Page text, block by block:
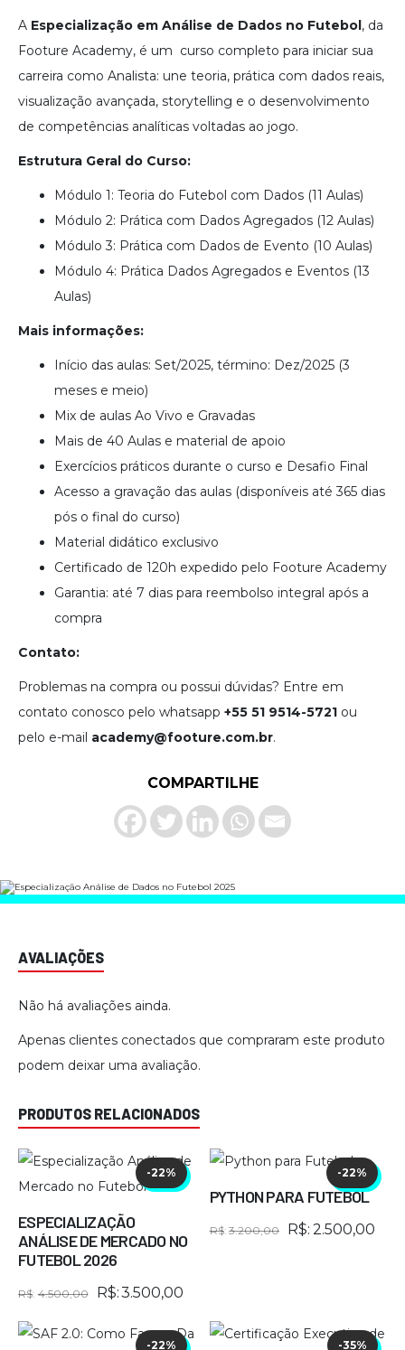
A Especialização em Análise de Dados no Futebol, da
Footure Academy, é um curso completo para iniciar sua
carreira como Analista: une teoria, prática com dados reais,
visualização avançada, storytelling e o desenvolvimento
de competências analíticas voltadas ao jogo.
Estrutura Geral do Curso:
Módulo 1: Teoria do Futebol com Dados (11 Aulas)
Módulo 2: Prática com Dados Agregados (12 Aulas)
Módulo 3: Prática com Dados de Evento (10 Aulas)
Módulo 4: Prática Dados Agregados e Eventos (13
Aulas)
Mais informações:
Início das aulas: Set/2025, término: Dez/2025 (3
meses e meio)
Mix de aulas Ao Vivo e Gravadas
Mais de 40 Aulas e material de apoio
Exercícios práticos durante o curso e Desafio Final
Acesso a gravação das aulas (disponíveis até 365 dias
pós o final do curso)
Material didático exclusivo
Certificado de 120h expedido pelo Footure Academy
Garantia: até 7 dias para reembolso integral após a
compra
Contato:
Problemas na compra ou possui dúvidas? Entre em
contato conosco pelo whatsapp +55 51 9514-5721 ou
pelo e-mail academy@footure.com.br.
COMPARTILHE
AVALIAÇÕES
Não há avaliações ainda.
Apenas clientes conectados que compraram este produto
podem deixar uma avaliação.
PRODUTOS RELACIONADOS
-22%
ESPECIALIZAÇÃO
ANÁLISE DE MERCADO NO
FUTEBOL 2026
R$ 4.500,00
O
original
R$ 3.500,00
atual
-22%
PYTHON PARA FUTEBOL
R$ 3.200,00
O
R$3.200,00.
R$ 2.500,00O
-22% -35%